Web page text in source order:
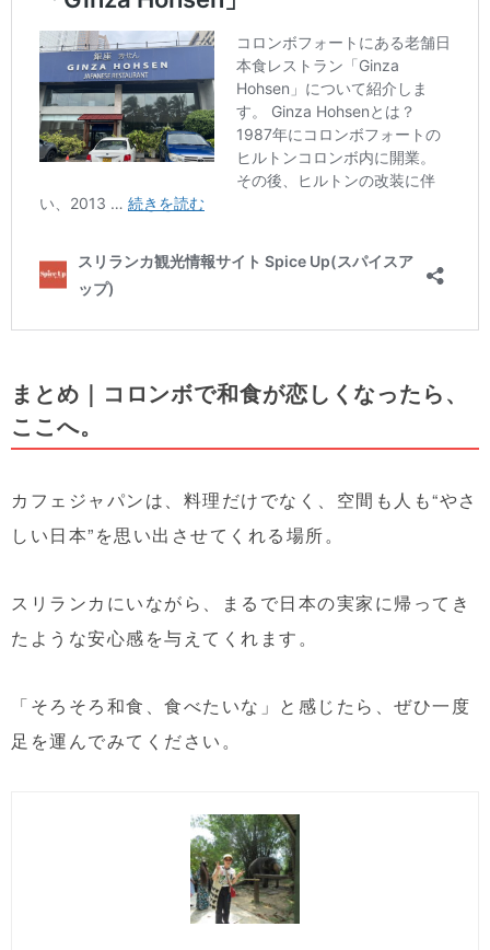
まとめ｜コロンボで和食が恋しくなったら、
ここへ。
カフェジャパンは、料理だけでなく、空間も人も“やさ
しい日本”を思い出させてくれる場所。
スリランカにいながら、まるで日本の実家に帰ってき
たような安心感を与えてくれます。
「そろそろ和食、食べたいな」と感じたら、ぜひ一度
足を運んでみてください。